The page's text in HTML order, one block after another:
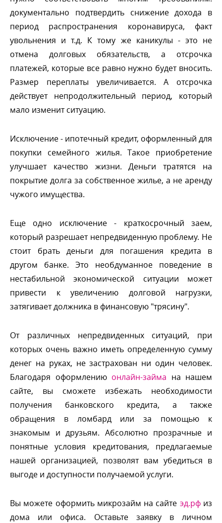
документально подтвердить снижение дохода
период распространения коронавируса, факт
увольнения и т.д. К тому же каникулы - это не
отмена долговых обязательств, а отсрочка
платежей, которые все равно нужно будет вносить.
Размер переплаты увеличивается. А отсрочка
действует непродолжительный период, который
мало изменит ситуацию.
Исключение - ипотечный кредит, оформленный для
покупки семейного жилья. Такое приобретение
улучшает качество жизни. Деньги тратятся на
покрытие долга за собственное жилье, а не аренду
чужого имущества.
Еще одно исключение - краткосрочный заем,
который разрешает непредвиденную проблему. Не
стоит брать деньги для погашения кредита
другом банке. Это необдуманное поведение
нестабильной экономической ситуации может
привести к увеличению долговой нагрузки,
затягивает должника в финансовую "трясину".
От различных непредвиденных ситуаций, при
которых очень важно иметь определенную сумму
денег на руках, не застрахован ни один человек.
Благодаря оформлению онлайн-займа на нашем
сайте, вы сможете избежать необходимости
получения банковского кредита, а также
обращения в ломбард или за помощью к
знакомым и друзьям. Абсолютно прозрачные и
понятные условия кредитования, предлагаемые
нашей организацией, позволят вам убедиться
ыгоде и доступности получаемой услуги.
ы можете оформить микрозайм на сайте эд.рфиз
дома или офиса. Оставьте заявку в личном